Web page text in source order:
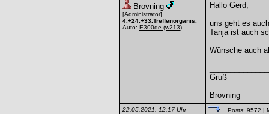
Brovning
[Administrator]
4.+24.+33.Treffenorganis.
Auto: E300de (w213)
Hallo Gerd,
uns geht es
Tanja ist auch
Wünsche auch
Gruß
Brovning
22.05.2021, 12:17 Uhr Posts: 9572 |